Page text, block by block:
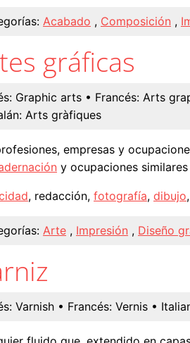
Acabado , Composición ,
gráficas
Graphic arts • Francés: Arts
Arts gràfiques
empresas y
y ocupaciones
, redacción, fotografía, dibujo,
Arte , Impresión , Diseño
Varnish • Francés: Vernis •